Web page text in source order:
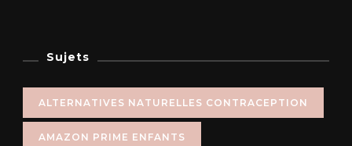
Sujets
ALTERNATIVES NATURELLES CONTRACEPTION
AMAZON PRIME ENFANTS